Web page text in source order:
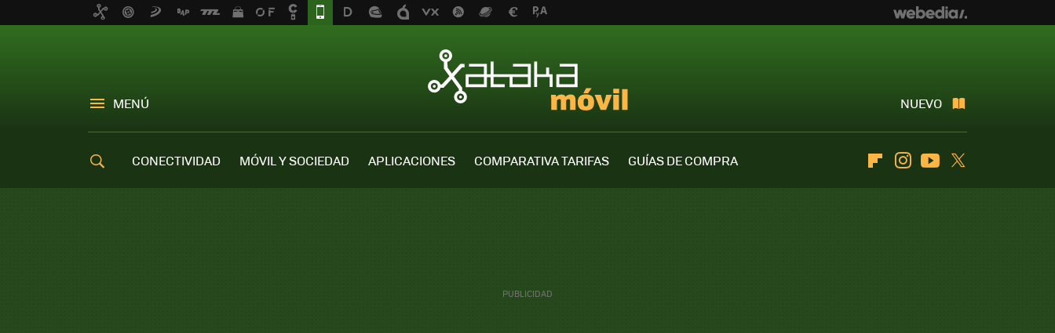
MENÚ NUEVO
CONECTIVIDAD MÓVIL Y SOCIEDAD APLICACIONES COMPARATIVA TARIFAS
GUÍAS DE COMPRA
FlipboardInstagramYoutube